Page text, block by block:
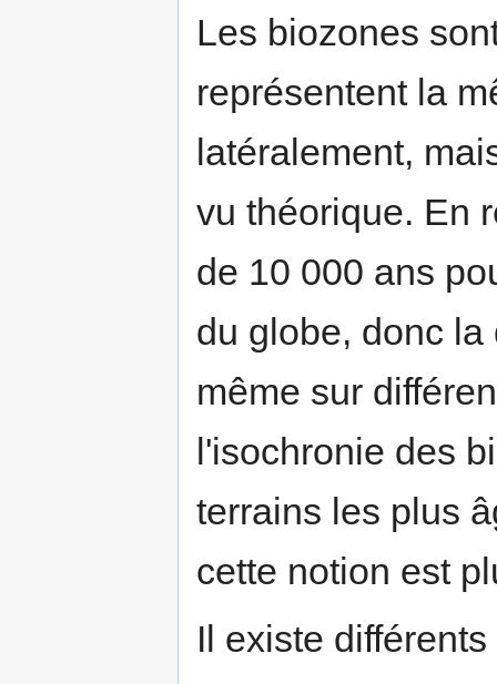
Les biozones
représentent la
latéralement,
vu théorique. En
de 10 000 ans
du globe, donc
même sur
l'isochronie des
terrains les plus
cette notion est
Il existe